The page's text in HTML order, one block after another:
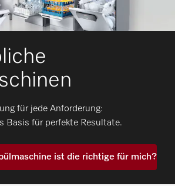
für jede Anforderung:
Basis für perfekte Resultate.
ist die richtige für mich?